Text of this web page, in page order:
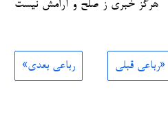
هرگز خبری ز صلح و آرامش نیست
«رباعی قبلی رباعی بعدی»